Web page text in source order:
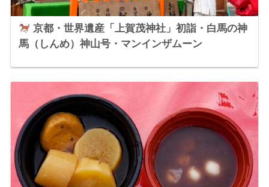
京都・世界遺産「上賀茂神社」初詣・白馬の神
馬（しんめ）神山号・マンインザムーン